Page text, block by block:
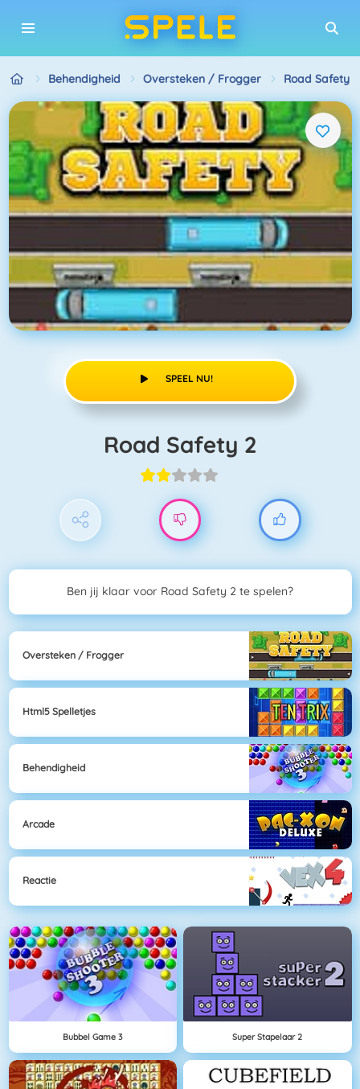
Behendigheid Oversteken / Frogger Road Safety 2
SPEEL NU!
Road Safety 2
Ben jij klaar voor Road Safety 2 te spelen?
Oversteken / Frogger
Html5 Spelletjes
Behendigheid
Arcade
Reactie
Bubbel Game 3 Super Stapelaar 2